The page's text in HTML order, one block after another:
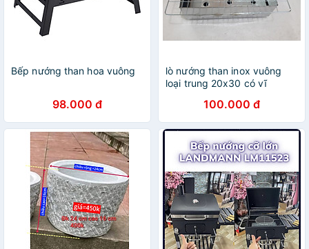
Bếp nướng than hoa vuông
98.000 đ
lò nướng than inox vuông
loại trung 20x30 có vĩ
100.000 đ